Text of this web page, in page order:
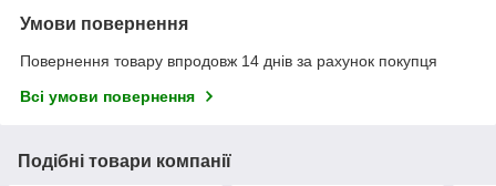
Умови повернення
Повернення товару впродовж 14 днів за рахунок покупця
Всі умови повернення
Подібні товари компанії